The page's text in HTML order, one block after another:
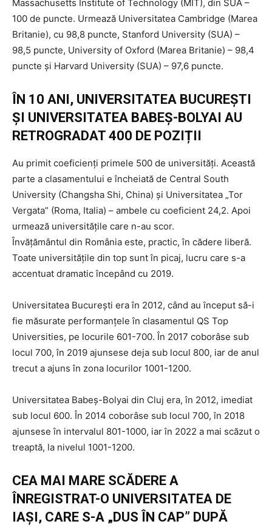
Massachusetts Institute of Technology (MIT), din SUA –
100 de puncte. Urmează Universitatea Cambridge (Marea
Britanie), cu 98,8 puncte, Stanford University (SUA) –
98,5 puncte, University of Oxford (Marea Britanie) – 98,4
puncte și Harvard University (SUA) – 97,6 puncte.
ÎN 10 ANI, UNIVERSITATEA BUCUREȘTI
ȘI UNIVERSITATEA BABEȘ-BOLYAI AU
RETROGRADAT 400 DE POZIȚII
Au primit coeficienți primele 500 de universități. Această
parte a clasamentului e încheiată de Central South
University (Changsha Shi, China) și Universitatea „Tor
Vergata” (Roma, Italia) – ambele cu coeficient 24,2. Apoi
urmează universitățile care n-au scor.
Învățământul din România este, practic, în cădere liberă.
Toate universitățile din top sunt în picaj, lucru care s-a
accentuat dramatic începând cu 2019.
Universitatea București era în 2012, când au început să-i
fie măsurate performanțele în clasamentul QS Top
Universities, pe locurile 601-700. În 2017 coborâse sub
locul 700, în 2019 ajunsese deja sub locul 800, iar de anul
trecut a ajuns în zona locurilor 1001-1200.
Universitatea Babeș-Bolyai din Cluj era, în 2012, imediat
sub locul 600. În 2014 coborâse sub locul 700, în 2018
ajunsese în intervalul 801-1000, iar în 2022 a mai scăzut o
treaptă, la nivelul 1001-1200.
CEA MAI MARE SCĂDERE A
ÎNREGISTRAT-O UNIVERSITATEA DE
IAȘI, CARE S-A „DUS ÎN CAP” DUPĂ